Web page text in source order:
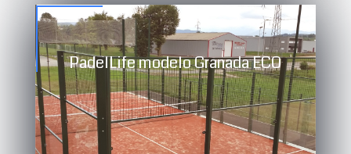
PadelLife modelo Granada ECO
Compograss P12/49 homologado por la
Federación Española de pádel (F.E.P.)